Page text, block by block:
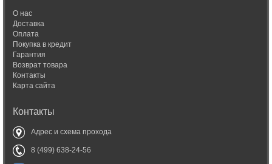
О нас
Доставка
Оплата
Покупка в кредит
Гарантия
Возврат товара
Контакты
Карта сайта
Контакты
Адрес и схема прохода
8 (499) 638-24-56